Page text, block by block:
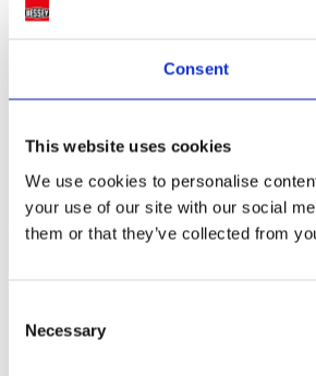
Consent
This website uses cookies
We use cookies to personalise
your use of our site with our social
them or that they’ve collected from
Selection
Necessary
Descargas
FAQ: preguntas frecuentes
Advertencias e instrucciones de uso
Buscar
Contacto